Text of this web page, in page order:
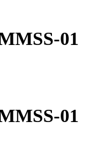
01
01